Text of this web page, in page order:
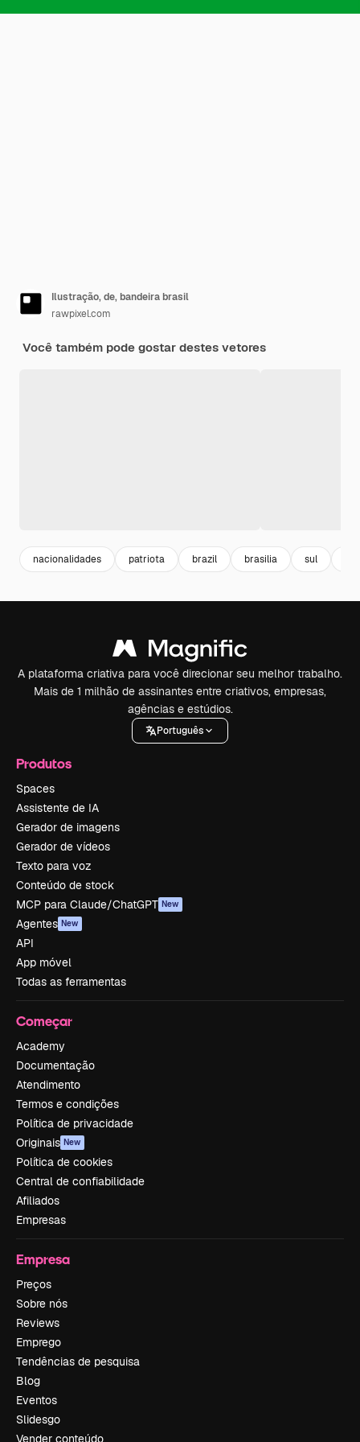
Ilustração, de, bandeira brasil
rawpixel.com
Você também pode gostar destes vetores
nacionalidades patriota brazil brasilia sul
A plataforma criativa para você direcionar seu melhor trabalho.
Mais de 1 milhão de assinantes entre criativos, empresas,
agências e estúdios.
Português
Produtos
Spaces
Assistente de IA
Gerador de imagens
Gerador de vídeos
Texto para voz
Conteúdo de stock
MCP para Claude/ChatGPT New
Agentes New
API
App móvel
Todas as ferramentas
Começar
Academy
Documentação
Atendimento
Termos e condições
Política de privacidade
Originais New
Política de cookies
Central de confiabilidade
Afiliados
Empresas
Empresa
Preços
Sobre nós
Reviews
Emprego
Tendências de pesquisa
Blog
Eventos
Slidesgo
Vender conteúdo